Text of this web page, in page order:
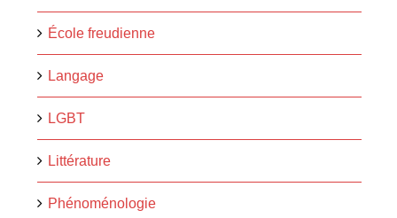
École freudienne
Langage
LGBT
Littérature
Phénoménologie